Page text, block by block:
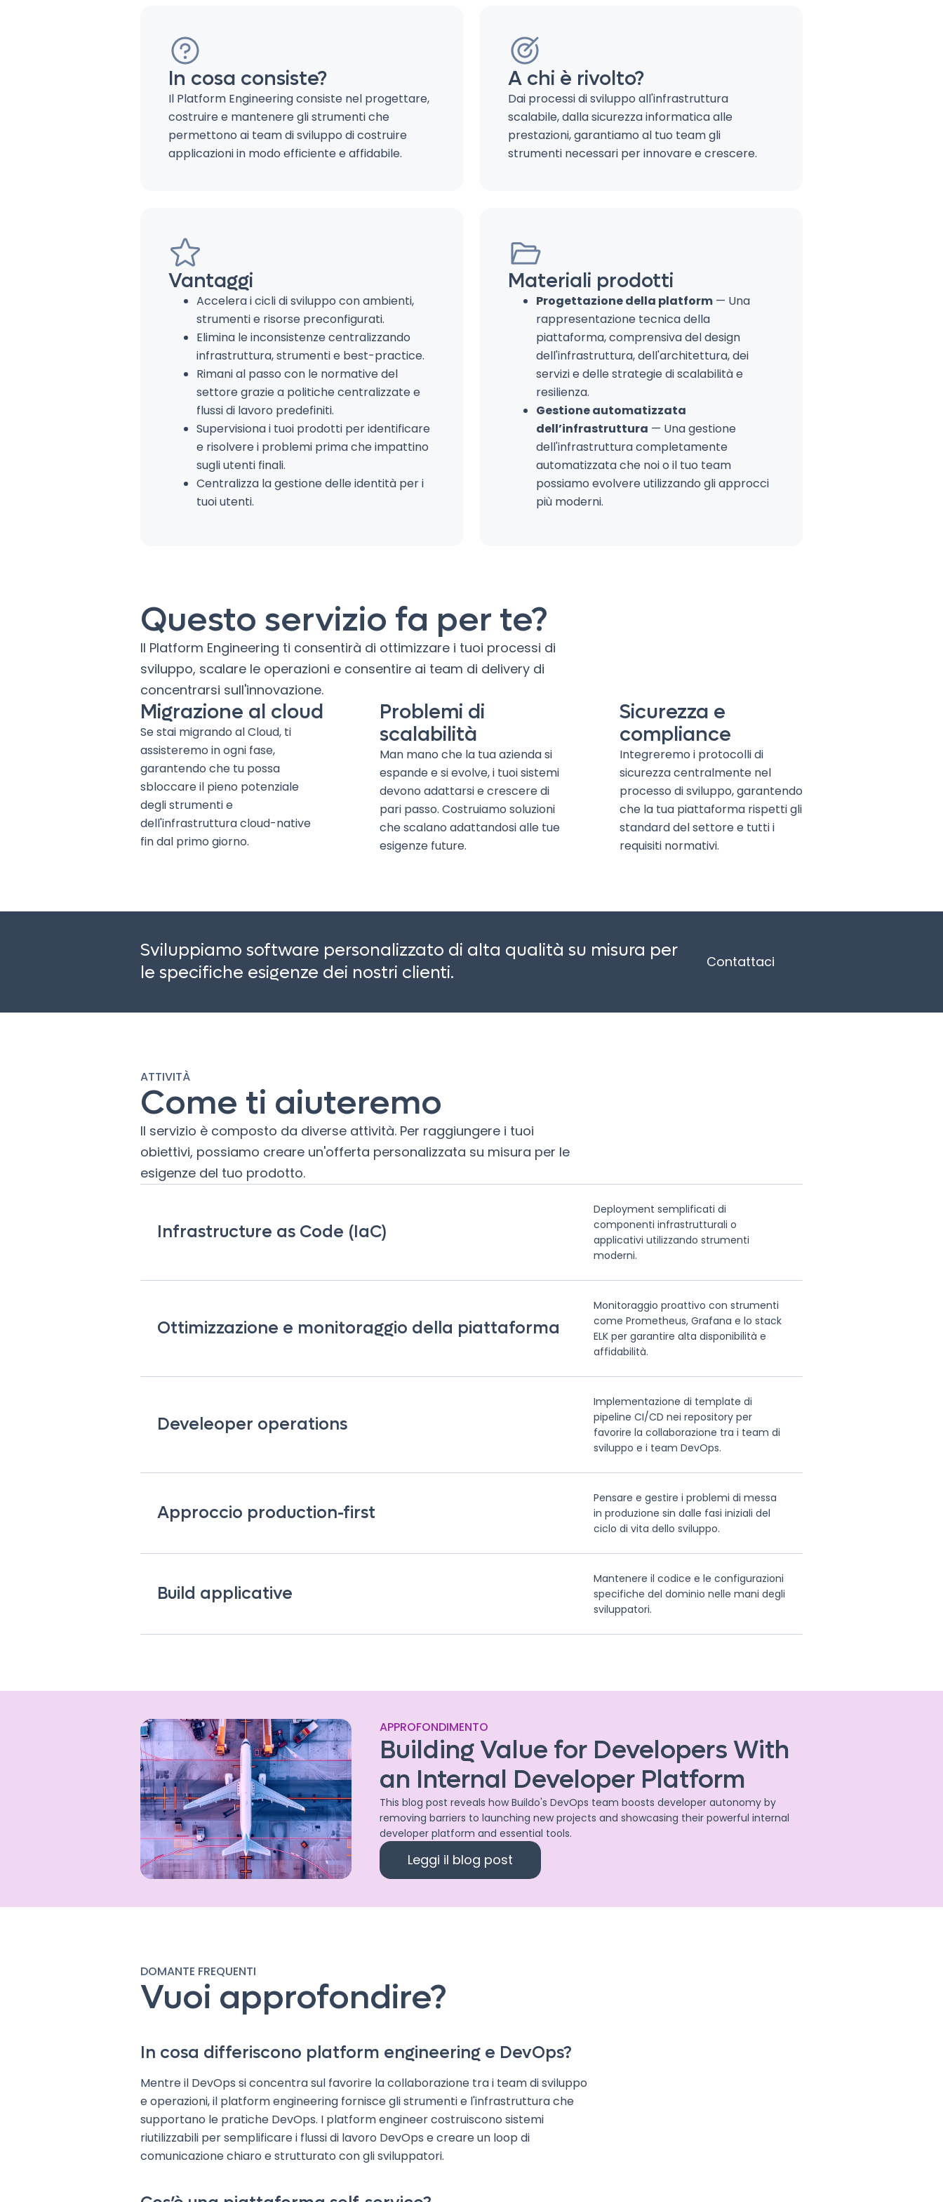
In cosa consiste?
Il Platform Engineering consiste nel progettare,
costruire e mantenere gli strumenti che
permettono ai team di sviluppo di costruire
applicazioni in modo efficiente e affidabile.
A chi è rivolto?
Dai processi di sviluppo all'infrastruttura
scalabile, dalla sicurezza informatica alle
prestazioni, garantiamo al tuo team gli
strumenti necessari per innovare e crescere.
Vantaggi
Accelera i cicli di sviluppo con ambienti,
strumenti e risorse preconfigurati.
Elimina le inconsistenze centralizzando
infrastruttura, strumenti e best-practice.
Rimani al passo con le normative del
settore grazie a politiche centralizzate e
flussi di lavoro predefiniti.
Supervisiona i tuoi prodotti per identificare
e risolvere i problemi prima che impattino
sugli utenti finali.
Centralizza la gestione delle identità per i
tuoi utenti.
Materiali prodotti
Progettazione della platform — Una
rappresentazione tecnica della
piattaforma, comprensiva del design
dell'infrastruttura, dell'architettura, dei
servizi e delle strategie di scalabilità e
resilienza.
Gestione automatizzata
dell’infrastruttura — Una gestione
dell'infrastruttura completamente
automatizzata che noi o il tuo team
possiamo evolvere utilizzando gli approcci
più moderni.
Questo servizio fa per te?
Il Platform Engineering ti consentirà di ottimizzare i tuoi processi di
sviluppo, scalare le operazioni e consentire ai team di delivery di
concentrarsi sull'innovazione.
Migrazione al cloud
Se stai migrando al Cloud, ti
assisteremo in ogni fase,
garantendo che tu possa
sbloccare il pieno potenziale
degli strumenti e
dell'infrastruttura cloud-native
fin dal primo giorno.
Problemi di
scalabilità
Man mano che la tua azienda si
espande e si evolve, i tuoi sistemi
devono adattarsi e crescere di
pari passo. Costruiamo soluzioni
che scalano adattandosi alle tue
esigenze future.
Sicurezza e
compliance
Integreremo i protocolli di
sicurezza centralmente nel
processo di sviluppo, garantendo
che la tua piattaforma rispetti gli
standard del settore e tutti i
requisiti normativi.
Sviluppiamo software personalizzato di alta qualità su misura per
le specifiche esigenze dei nostri clienti.
Contattaci
ATTIVITÀ
Come ti aiuteremo
Il servizio è composto da diverse attività. Per raggiungere i tuoi
obiettivi, possiamo creare un'offerta personalizzata su misura per le
esigenze del tuo prodotto.
Infrastructure as Code (IaC)
Deployment semplificati di
componenti infrastrutturali o
applicativi utilizzando strumenti
moderni.
Ottimizzazione e monitoraggio della piattaforma
Monitoraggio proattivo con strumenti
come Prometheus, Grafana e lo stack
ELK per garantire alta disponibilità e
affidabilità.
Develeoper operations
Implementazione di template di
pipeline CI/CD nei repository per
favorire la collaborazione tra i team di
sviluppo e i team DevOps.
Approccio production-first
Pensare e gestire i problemi di messa
in produzione sin dalle fasi iniziali del
ciclo di vita dello sviluppo.
Build applicative
Mantenere il codice e le configurazioni
specifiche del dominio nelle mani degli
sviluppatori.
APPROFONDIMENTO
Building Value for Developers With
an Internal Developer Platform
This blog post reveals how Buildo's DevOps team boosts developer autonomy by
removing barriers to launching new projects and showcasing their powerful internal
developer platform and essential tools.
Leggi il blog post
DOMANTE FREQUENTI
Vuoi approfondire?
In cosa differiscono platform engineering e DevOps?
Mentre il DevOps si concentra sul favorire la collaborazione tra i team di sviluppo
e operazioni, il platform engineering fornisce gli strumenti e l'infrastruttura che
supportano le pratiche DevOps. I platform engineer costruiscono sistemi
riutilizzabili per semplificare i flussi di lavoro DevOps e creare un loop di
comunicazione chiaro e strutturato con gli sviluppatori.